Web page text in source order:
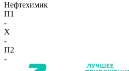
Нефтехимик
П1
-
X
-
П2
-